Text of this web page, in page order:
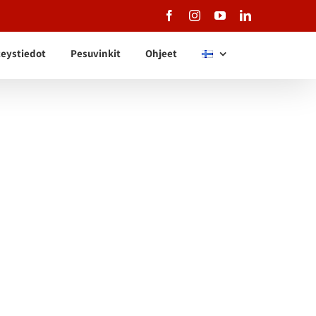
FacebookInstagramYouTubeLinkedIn
Pesuvinkit Ohjeet